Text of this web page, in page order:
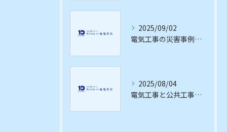
2025/09/02
電気工事の災害事例から学ぶ安全対策と現場の危険予知力アップ法
2025/08/04
電気工事と公共工事の違いと範囲を最新仕様書で徹底解説